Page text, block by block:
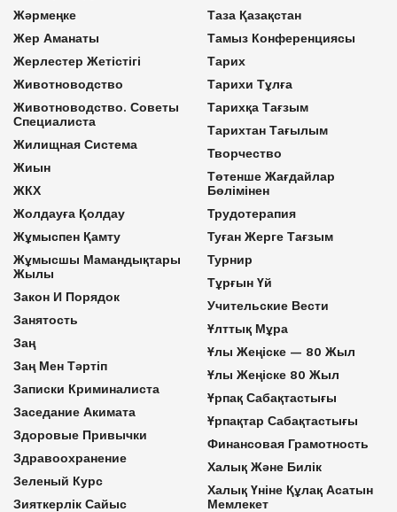
Жәрмеңке
Жер Аманаты
Жерлестер Жетістігі
Животноводство
Животноводство. Советы
Специалиста
Жилищная Система
Жиын
ЖКХ
Жолдауға Қолдау
Жұмыспен Қамту
Жұмысшы Мамандықтары
Жылы
Закон И Порядок
Занятость
Заң
Заң Мен Тәртіп
Записки Криминалиста
Заседание Акимата
Здоровые Привычки
Здравоохранение
Зеленый Курс
Зияткерлік Сайыс
Таза Қазақстан
Тамыз Конференциясы
Тарих
Тарихи Тұлға
Тарихқа Тағзым
Тарихтан Тағылым
Творчество
Төтенше Жағдайлар
Бөлімінен
Трудотерапия
Туған Жерге Тағзым
Турнир
Тұрғын Үй
Учительские Вести
Ұлттық Мұра
Ұлы Жеңіске — 80 Жыл
Ұлы Жеңіске 80 Жыл
Ұрпақ Сабақтастығы
Ұрпақтар Сабақтастығы
Финансовая Грамотность
Халық Және Билік
Халық Үніне Құлақ Асатын
Мемлекет